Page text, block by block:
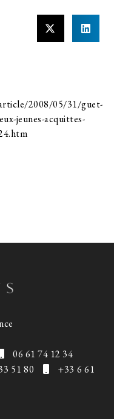
2008/05/31/guet-
jeunes-acquittes-
06 61 74 12 34
33 51 80
+33 6 61